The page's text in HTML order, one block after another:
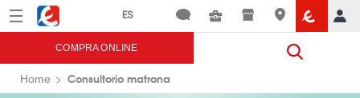
Menú Eroski
COMPRA ONLINE
Home Consultorio matrona